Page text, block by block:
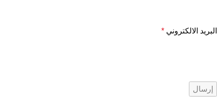
البريد الالكتروني *